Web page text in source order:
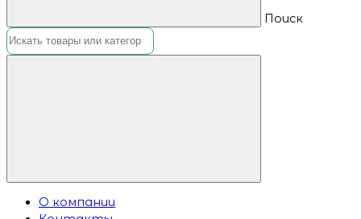
Поиск
О компании